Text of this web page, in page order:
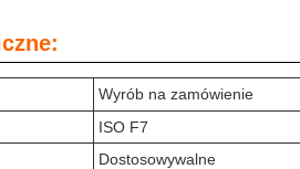
Wyrób na zamówienie
ISO F7
Dostosowywalne